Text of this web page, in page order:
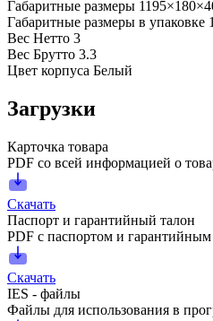
Габаритные размеры
Габаритные размеры в упаковке
Вес Нетто 3
Вес Брутто 3.3
Цвет корпуса Белый
Загрузки
Карточка товара
PDF со всей информацией о
Скачать
Паспорт и гарантийный талон
PDF с паспортом и гарантийным
Скачать
IES - файлы
Файлы для использования в